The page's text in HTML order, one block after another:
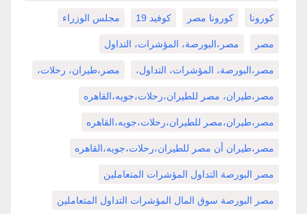
كورونا كورونا مصر كوفيد 19 مجلس الوزراء
مصر مصر،البورصة، المؤشرات، التداول
مصر،البورصة، المؤشرات، التداول، مصر،طيران، رحلات،
مصر،طيران، مصر للطيران،رحلات،جويه،القاهره
مصر،طيران،مصر للطيران،رحلات،جويه،القاهره
مصر،طيران أن مصر للطيران،رحلات،جويه،القاهره
مصر البورصة التداول المؤشرات المتعاملين
مصر البورصة سوق المال المؤشرات التداول المتعاملين